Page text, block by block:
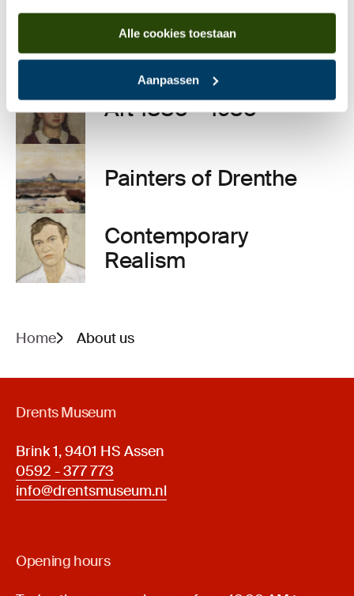
Alle cookies toestaan
Aanpassen
Drenthe history
Art1885–1935
Painters of Drenthe
Contemporary
Realism
Home About us
Drents Museum
Brink 1, 9401 HS Assen
0592 - 377 773
info@drentsmuseum.nl
Opening hours